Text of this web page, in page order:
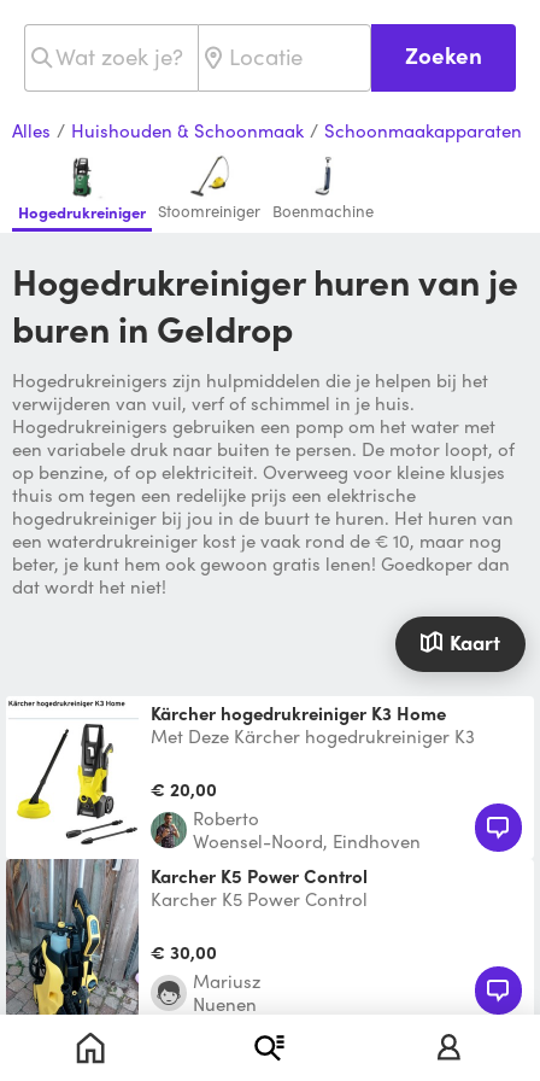
Zoeken
Alles / Huishouden & Schoonmaak / Schoonmaakapparaten
Hogedrukreiniger Stoomreiniger Boenmachine
Hogedrukreiniger huren van je
buren in Geldrop
Hogedrukreinigers zijn hulpmiddelen die je helpen bij het
verwijderen van vuil, verf of schimmel in je huis.
Hogedrukreinigers gebruiken een pomp om het water met
een variabele druk naar buiten te persen. De motor loopt, of
op benzine, of op elektriciteit. Overweeg voor kleine klusjes
thuis om tegen een redelijke prijs een elektrische
hogedrukreiniger bij jou in de buurt te huren. Het huren van
een waterdrukreiniger kost je vaak rond de € 10, maar nog
beter, je kunt hem ook gewoon gratis lenen! Goedkoper dan
dat wordt het niet!
Kaart
Kärcher hogedrukreiniger K3 Home
Met Deze Kärcher hogedrukreiniger K3
hogedrukreiniger wo
€ 20,00
roberto
Woensel-Noord, Eindhoven
Karcher K5 Power Control
Karcher K5 Power Control
€ 30,00
Mariusz
Nuenen
Toon nog 1 vergelijkbaar product
Kärcher hogedrukreiniger K 2.00